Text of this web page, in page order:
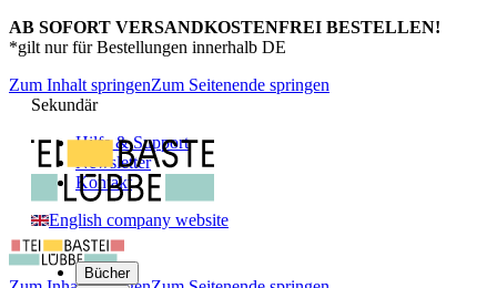
AB SOFORT VERSANDKOSTENFREI BESTELLEN!
*gilt nur für Bestellungen innerhalb DE
Zum Inhalt springenZum Seitenende springen
Sekundär
Hilfe & Support
Newsletter
Kontakt
English company website
Bücher